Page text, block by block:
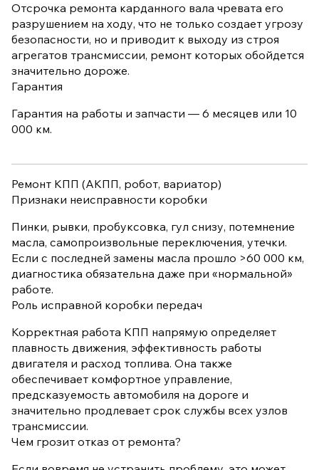
Отсрочка ремонта карданного вала чревата его
разрушением на ходу, что не только создает угрозу
безопасности, но и приводит к выходу из строя
агрегатов трансмиссии, ремонт которых обойдется
значительно дороже.
Гарантия
Гарантия на работы и запчасти — 6 месяцев или 10
000 км.
Ремонт КПП (АКПП, робот, вариатор)
Признаки неисправности коробки
Пинки, рывки, пробуксовка, гул снизу, потемнение
масла, самопроизвольные переключения, утечки.
Если с последней замены масла прошло >60 000 км,
диагностика обязательна даже при «нормальной»
работе.
Роль исправной коробки передач
Корректная работа КПП напрямую определяет
плавность движения, эффективность работы
двигателя и расход топлива. Она также
обеспечивает комфортное управление,
предсказуемость автомобиля на дороге и
значительно продлевает срок службы всех узлов
трансмиссии.
Чем грозит отказ от ремонта?